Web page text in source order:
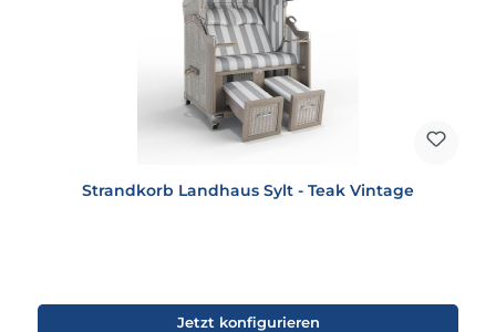
Strandkorb Landhaus Sylt - Teak Vintage
Jetzt konfigurieren